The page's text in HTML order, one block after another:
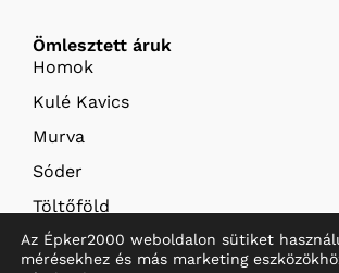
Ömlesztett áruk
Homok
Kulé Kavics
Murva
Sóder
Töltőföld
Termőföld
Az Épker2000 weboldalon sütiket
mérésekhez és más marketing